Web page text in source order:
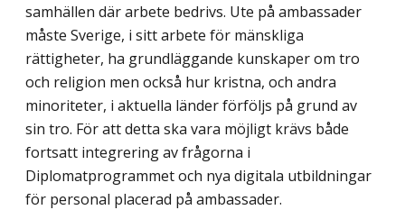
samhällen där arbete bedrivs. Ute på ambas­sader
måste Sverige, i sitt arbete för mänskliga
rättigheter, ha grundläggande kunskaper om tro
och religion men också hur kristna, och andra
minoriteter, i aktuella länder för­följs på grund av
sin tro. För att detta ska vara möjligt krävs både
fortsatt integrering av frågorna i
Diplomatprogrammet och nya digitala utbildningar
för personal placerad på ambassader.